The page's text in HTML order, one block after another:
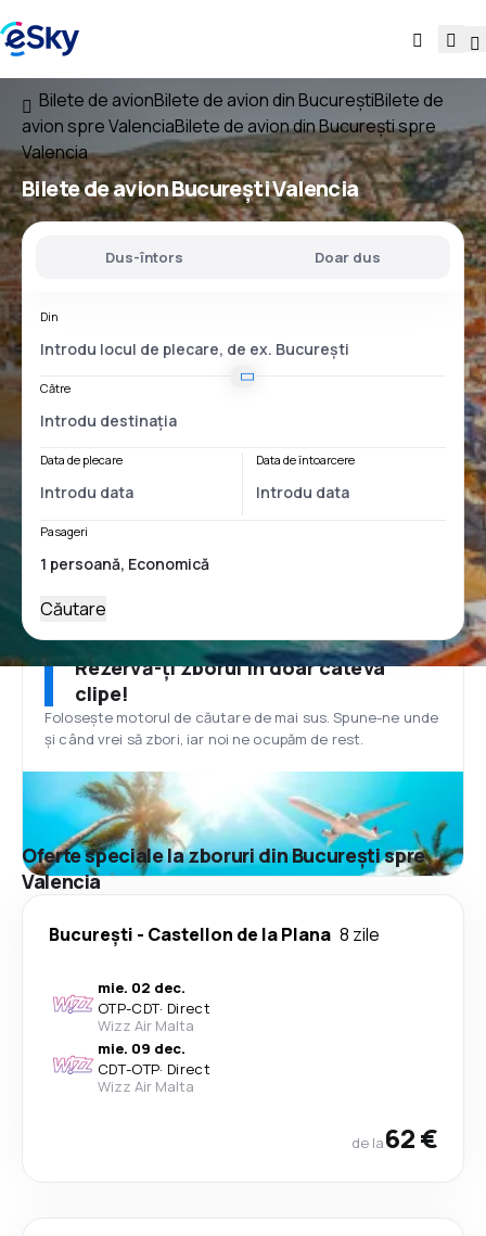
Bilete de avionBilete de avion din BucureștiBilete de
avion spre ValenciaBilete de avion din București spre
Valencia
Bilete de avionBucurești Valencia
Dus-întors Doar dus
Din
Către
Data de plecare Data de întoarcere
Pasageri
Căutare
Rezervă-ți zborul în doar câteva
clipe!
Folosește motorul de căutare de mai sus. Spune-ne unde
și când vrei să zbori, iar noi ne ocupăm de rest.
Oferte speciale la zboruri din București spre
Valencia
București - Castellon de la Plana 8 zile
mie. 02 dec.
OTP-CDT· Direct
Wizz Air Malta
mie. 09 dec.
CDT-OTP· Direct
Wizz Air Malta
de la62 €